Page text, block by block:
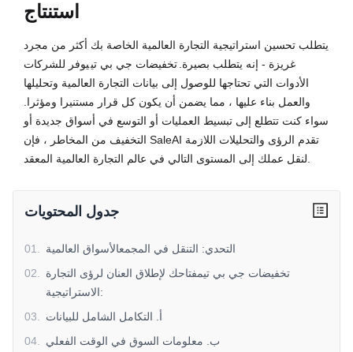
استنتاج
يتطلب تحسين استراتيجية التجارة العالمية الخاصة بك أكثر من مجرد
غريزة - إنه يتطلب بصيرة.تخفيضات جي بي تييوفر للشركات
الأدوات التي تحتاجها للوصول إلى بيانات التجارة العالمية وتحليلها
والعمل بناء عليها ، مما يضمن أن يكون كل قرار مستنيرا ومؤثرا.
سواء كنت تتطلع إلى تبسيط العمليات أو التوسع في أسواق جديدة أو
التخفيف من المخاطر ، فإن SaleAI تقدم الرؤى والتحليلات اللازمة
لنقل عملك إلى المستوى التالي في عالم التجارة العالمية المعقد.
جدول المحتويات
01
التحدي: التنقل في المجمعالأسواق العالمية
02
تخفيضات جي بي تيمفتاحك لإطلاق العنان لرؤى التجارة
الاستراتيجية:
03
أ. التكامل الشامل للبيانات
04
ب. معلومات السوق في الوقت الفعلي